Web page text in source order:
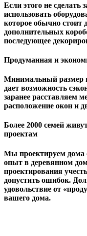
Если этого не сделать
использовать
которое обычно стоит
дополнительных
последующее
Продуманная и
Минимальный размер
дает возможность
заранее расставляем
расположение окон и
Более 2000 семей
проектам
Мы проектируем дома
опыт в деревянном
проектирования
допустить ошибок.
удовольствие от
вашего дома.